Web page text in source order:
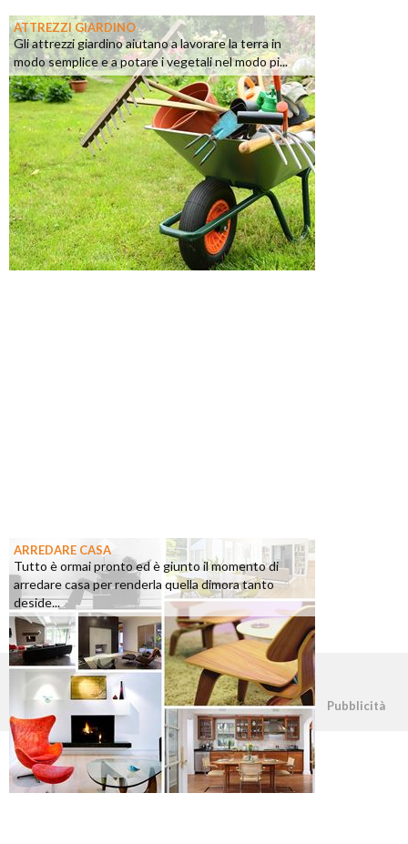
ATTREZZI GIARDINO
Gli attrezzi giardino aiutano a lavorare la terra in
modo semplice e a potare i vegetali nel modo pi...
ARREDARE CASA
Tutto è ormai pronto ed è giunto il momento di
arredare casa per renderla quella dimora tanto
deside...
©2026 - casapratica.org - p.iva 03338800984 Pubblicità